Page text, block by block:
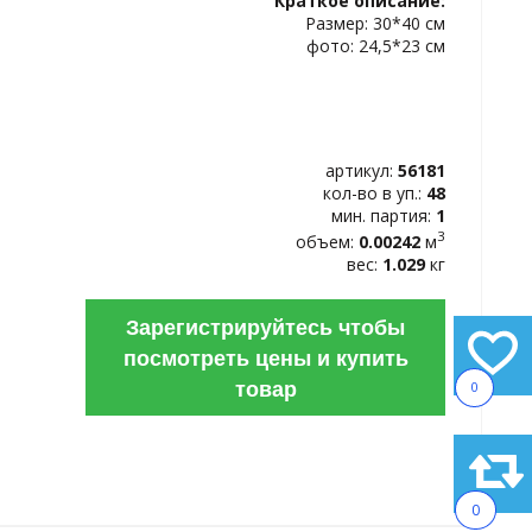
0
0
Размер: 30*40 см
фото: 24,5*23 см
артикул: 56181
кол-во в уп.: 48
мин. партия: 1
объем: 0.00242 м3
вес: 1.029кг
Зарегистрируйтесь чтобы
посмотреть цены и купить
товар